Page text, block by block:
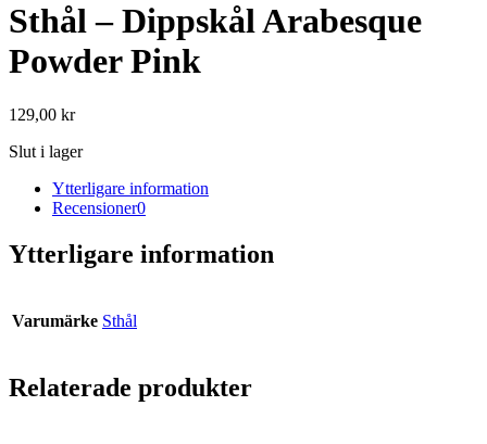
Sthål – Dippskål Arabesque
Powder Pink
129,00 kr
Slut i lager
Ytterligare information
Recensioner0
Ytterligare information
Varumärke Sthål
Relaterade produkter